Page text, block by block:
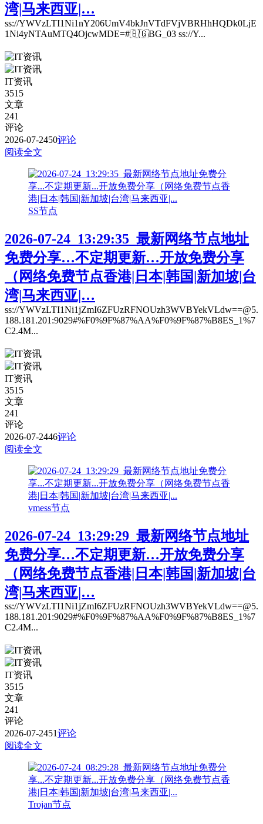
湾|马来西亚|…
ss://YWVzLTI1Ni1nY206UmV4bkJnVTdFVjVBRHhHQDk0LjE
1Ni4yNTAuMTQ4OjcwMDE=#🇧🇬BG_03 ss://Y...
IT资讯
3515
文章
241
评论
2026-07-2450评论
阅读全文
SS节点
2026-07-24_13:29:35_最新网络节点地址
免费分享…不定期更新…开放免费分享
（网络免费节点香港|日本|韩国|新加坡|台
湾|马来西亚|…
ss://YWVzLTI1Ni1jZmI6ZFUzRFNOUzh3WVBYekVLdw==@5.
188.181.201:9029#%F0%9F%87%AA%F0%9F%87%B8ES_1%7
C2.4M...
IT资讯
3515
文章
241
评论
2026-07-2446评论
阅读全文
vmess节点
2026-07-24_13:29:29_最新网络节点地址
免费分享…不定期更新…开放免费分享
（网络免费节点香港|日本|韩国|新加坡|台
湾|马来西亚|…
ss://YWVzLTI1Ni1jZmI6ZFUzRFNOUzh3WVBYekVLdw==@5.
188.181.201:9029#%F0%9F%87%AA%F0%9F%87%B8ES_1%7
C2.4M...
IT资讯
3515
文章
241
评论
2026-07-2451评论
阅读全文
Trojan节点